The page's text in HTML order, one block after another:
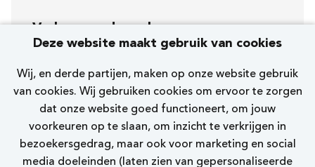
Deze website maakt gebruik van cookies
Wij, en derde partijen, maken op onze website gebruik
van cookies. Wij gebruiken cookies om ervoor te zorgen
dat onze website goed functioneert, om jouw
voorkeuren op te slaan, om inzicht te verkrijgen in
bezoekersgedrag, maar ook voor marketing en social
media doeleinden (laten zien van gepersonaliseerde
Verkoopmedewerker
Nelson Premium
10 - 15 uur
Bekijk vacature